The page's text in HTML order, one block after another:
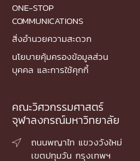
ONE-STOP
COMMUNICATIONS
สิ่งอำนวยความสะดวก
นโยบายคุ้มครองข้อมูลส่วน
บุคคล และการใช้คุกกี้
คณะวิศวกรรมศาสตร์
จุฬาลงกรณ์มหาวิทยาลัย

ถนนพญาไท แขวงวังใหม่
เขตปทุมวัน กรุงเทพฯ